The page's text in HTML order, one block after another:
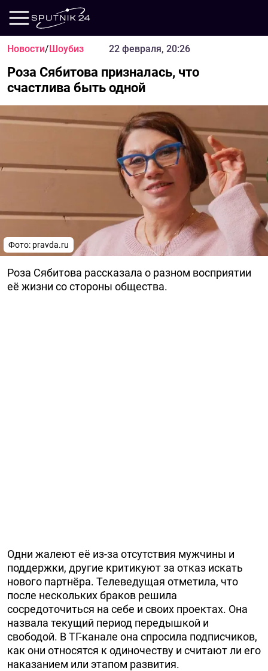
Новости/Шоубиз 22 февраля, 20:26
Роза Сябитова призналась, что
счастлива быть одной
Фото: pravda.ru
Роза Сябитова рассказала о разном восприятии
её жизни со стороны общества.
Одни жалеют её из-за отсутствия мужчины и
поддержки, другие критикуют за отказ искать
нового партнёра. Телеведущая отметила, что
после нескольких браков решила
сосредоточиться на себе и своих проектах. Она
назвала текущий период передышкой и
свободой. В ТГ-канале она спросила подписчиков,
как они относятся к одиночеству и считают ли его
наказанием или этапом развития.